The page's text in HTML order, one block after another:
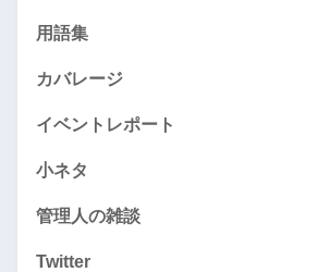
用語集
カバレージ
イベントレポート
小ネタ
管理人の雑談
Twitter